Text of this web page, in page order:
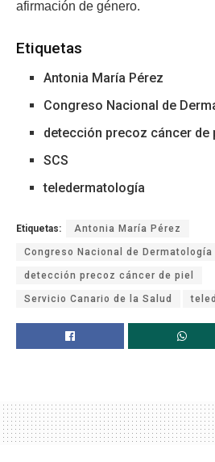
afirmación de género.
Etiquetas
Antonia María Pérez
Congreso Nacional de
detección precoz cáncer de
SCS
teledermatología
Etiquetas: Antonia María Pérez
Congreso Nacional de Dermatología
detección precoz cáncer de piel
Servicio Canario de la Salud